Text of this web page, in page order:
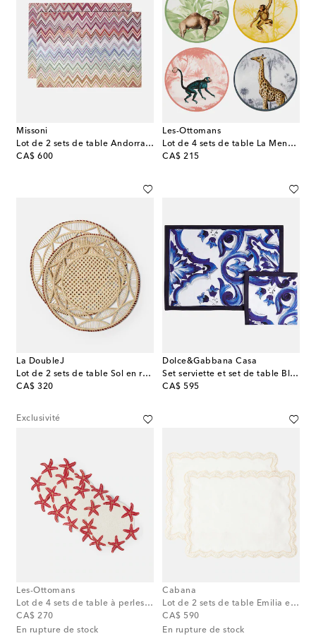
Missoni
Lot de 2 sets de table Andorra Zigzag
CA$ 600
original price
Les-Ottomans
Lot de 4 sets de table La Menagerie Ottomane en bois
CA$ 215
original price
La DoubleJ
Lot de 2 sets de table Sol en raphia
CA$ 320
original price
Dolce&Gabbana Casa
Set serviette et set de table Blu Mediterraneo en lin
CA$ 595
original price
Exclusivité
Les-Ottomans
Lot de 4 sets de table à perles fantaisie
CA$ 270
original price
En rupture de stock
Cabana
Lot de 2 sets de table Emilia en lin
CA$ 590
original price
En rupture de stock